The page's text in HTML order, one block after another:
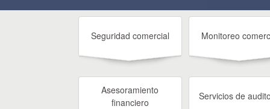
Seguridad comercial Monitoreo
Asesoramiento
financiero
Servicios de